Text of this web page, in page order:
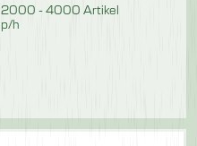
2000 - 4000 Artikel
p/h